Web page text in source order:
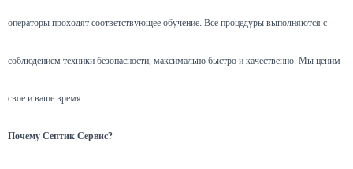
операторы проходят соответствующее обучение. Все процедуры выполняются с
соблюдением техники безопасности, максимально быстро и качественно. Мы ценим
свое и ваше время.
Почему Септик Сервис?